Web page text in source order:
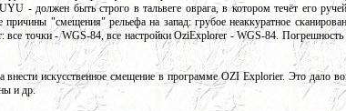
- должен быть строго в тальвеге оврага, в котором течёт его
"смещения" рельефа на запад: грубое неаккуратное
точки - WGS-84, все настройки OziExplorer - WGS-84. Погрешность
искусственное смещение в программе OZI Explorier. Это дало
и др.